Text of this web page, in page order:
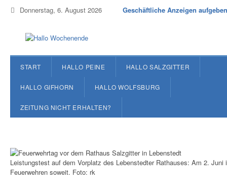
Donnerstag, 6. August 2026 Geschäftliche Anzeigen aufgeben
START HALLO PEINE HALLO SALZGITTER
HALLO GIFHORN HALLO WOLFSBURG
ZEITUNG NICHT ERHALTEN?
Leistungstest auf dem Vorplatz des Lebenstedter Rathauses: Am 2. Juni
Feuerwehren soweit. Foto: rk